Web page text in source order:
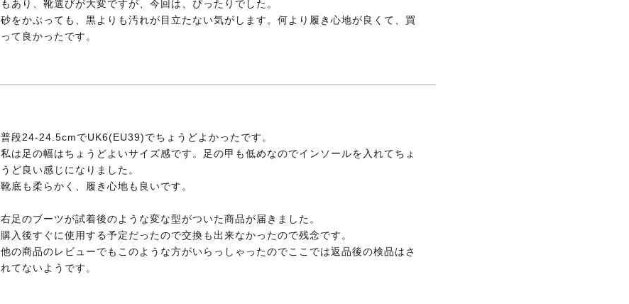
もあり、靴選びが大変ですが、今回は、ぴったりでした。
砂をかぶっても、黒よりも汚れが目立たない気がします。何より履き心地が良くて、買
って良かったです。
普段24-24.5cmでUK6(EU39)でちょうどよかったです。
私は足の幅はちょうどよいサイズ感です。足の甲も低めなのでインソールを入れてちょ
うど良い感じになりました。
靴底も柔らかく、履き心地も良いです。
右足のブーツが試着後のような変な型がついた商品が届きました。
購入後すぐに使用する予定だったので交換も出来なかったので残念です。
他の商品のレビューでもこのような方がいらっしゃったのでここでは返品後の検品はさ
れてないようです。